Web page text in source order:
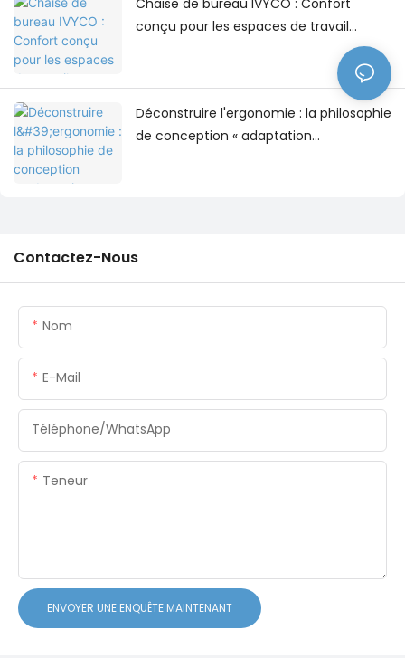
Chaise de bureau IVYCO : Confort
conçu pour les espaces de travail
Déconstruire l'ergonomie : la philosophie
de conception « adaptation
Contactez-Nous
Nom
E-Mail
Téléphone/WhatsApp
Teneur
ENVOYER UNE ENQUÊTE MAINTENANT